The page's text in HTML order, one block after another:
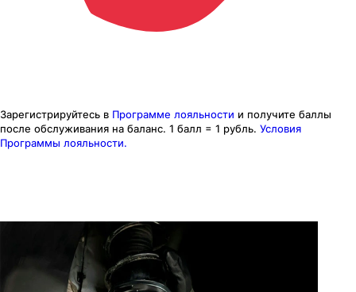
Зарегистрируйтесь в Программе лояльности и получите баллы
после обслуживания на баланс. 1 балл = 1 рубль. Условия
Программы лояльности.